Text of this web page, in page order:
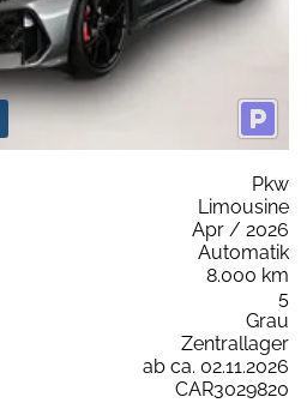
Pkw
Limousine
Apr / 2026
Automatik
8.000 km
5
Grau
Zentrallager
ab ca. 02.11.2026
CAR3029820